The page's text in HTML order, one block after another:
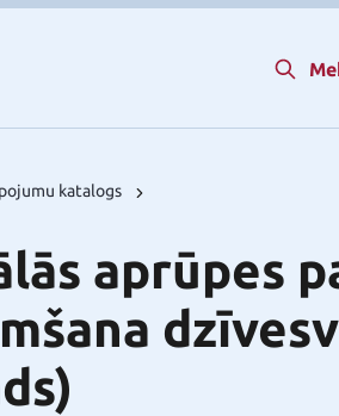
katalogs
aprūpes